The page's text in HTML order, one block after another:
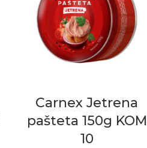
Carnex Jetrena
pašteta 150g KOM
10